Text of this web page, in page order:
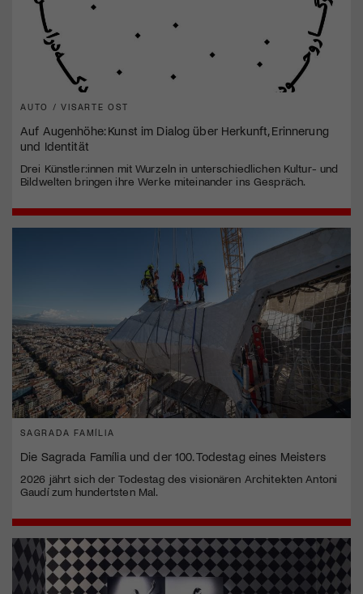
AUTO / VISARTE OST
Auf Augenhöhe: Kunst im Dialog über Herkunft, Erinnerung
und Identität
Drei Künstler:innen mit Wurzeln in unterschiedlichen Kultur- und
Bildwelten bringen ihre Werke miteinander ins Gespräch.
SAGRADA FAMÍLIA
Die Sagrada Família und der 100. Todestag eines Meisters
2026 jährt sich der Todestag des visionären Architekten Antoni
Gaudí zum hundertsten Mal.